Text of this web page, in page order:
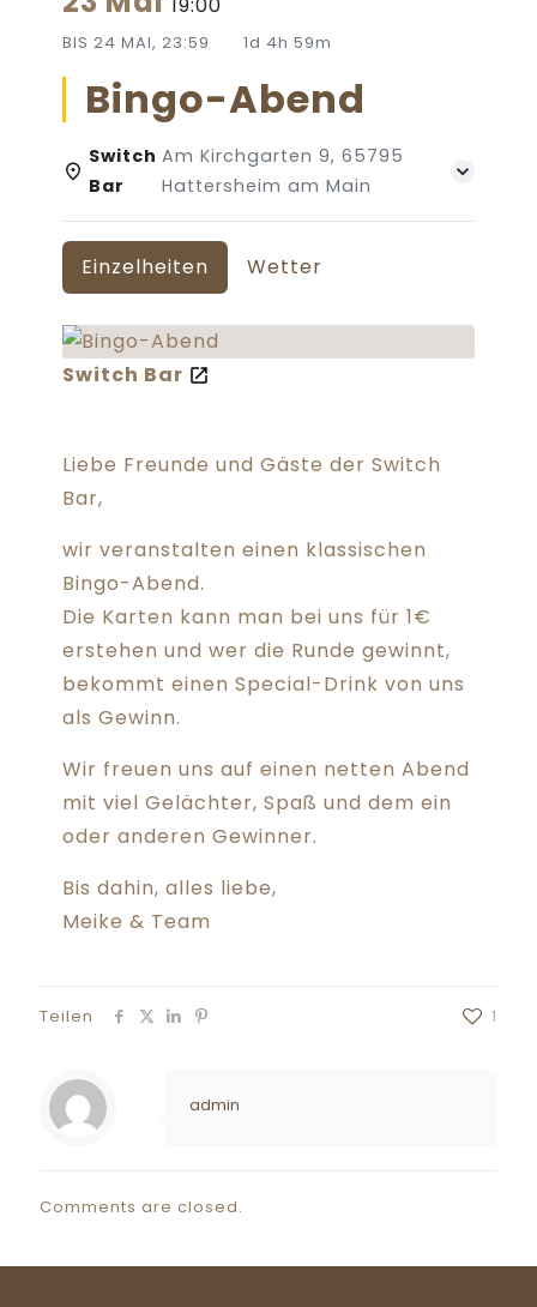
BIS 24 MAI, 23:59 1d 4h 59m
Bingo-Abend
Switch
Bar
Am Kirchgarten 9, 65795
Hattersheim am Main
Einzelheiten Wetter
Switch Bar
Liebe Freunde und Gäste der Switch
Bar,
wir veranstalten einen klassischen
Bingo-Abend.
Die Karten kann man bei uns für 1€
erstehen und wer die Runde gewinnt,
bekommt einen Special-Drink von uns
als Gewinn.
Wir freuen uns auf einen netten Abend
mit viel Gelächter, Spaß und dem ein
oder anderen Gewinner.
Bis dahin, alles liebe,
Meike & Team
Teilen 1
admin
Comments are closed.